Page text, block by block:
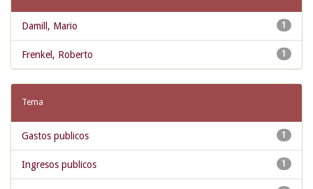
1
Damill, Mario
1
Frenkel, Roberto
Tema
1
Gastos publicos
1
Ingresos publicos